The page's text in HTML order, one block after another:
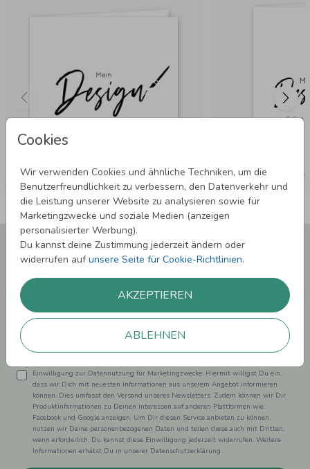
Cookies
Wir verwenden Cookies und ähnliche Techniken, um die
Benutzerfreundlichkeit zu verbessern, den Datenverkehr und
die Leistung unserer Website zu analysieren sowie für
Marketingzwecke und soziale Medien (anzeigen
personalisierter Werbung).
Du kannst deine Zustimmung jederzeit ändern oder
widerrufen aufunsere Seite für Cookie-Richtlinien.
AKZEPTIEREN
ABLEHNEN
Newsletter abonnieren und 5,00 € Rabatt**
sichern!
Melde Dich zu unserem Newsletter an und bleibe auf dem
Laufenden.
Einwilligung zur Datennutzung für Marketingzwecke: Hiermit willigst Du ein,
dass wir Dich mit neuesten Informationen aus unserem Angebot informieren
können. Dies umfasst den Versand unseres Newsletters. Zudem können wir Dir
Produktinformationen zu Deinen Interessen auf anderen Plattformen wie
Facebook und Google anzeigen. Um Dir diesen Service anbieten zu können,
nutzen wir Deine personenbezogenen Daten und teilen diese auch mit Dritten,
wenn erforderlich. Du kannst diese Einwilligung jederzeit widerrufen. Weitere
Informationen erhätst Du in unserer Datenschutzerklärung.